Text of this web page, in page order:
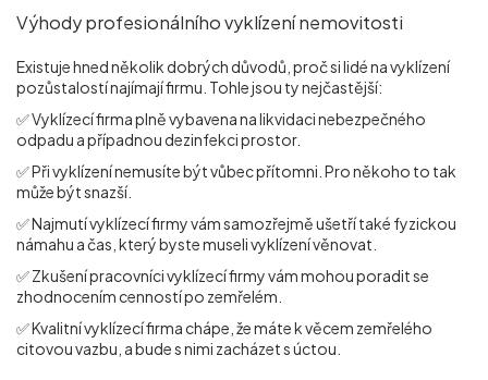
Výhody profesionálního vyklízení nemovitosti
Existuje hned několik dobrých důvodů, proč si lidé na vyklízení
pozůstalostí najímají firmu. Tohle jsou ty nejčastější:
✅ Vyklízecí firma plně vybavena na likvidaci nebezpečného
odpadu a případnou dezinfekci prostor.
✅ Při vyklízení nemusíte být vůbec přítomni. Pro někoho to tak
může být snazší.
✅ Najmutí vyklízecí firmy vám samozřejmě ušetří také fyzickou
námahu a čas, který byste museli vyklízení věnovat.
✅ Zkušení pracovníci vyklízecí firmy vám mohou poradit se
zhodnocením cenností po zemřelém.
✅ Kvalitní vyklízecí firma chápe, že máte k věcem zemřelého
citovou vazbu, a bude s nimi zacházet s úctou.